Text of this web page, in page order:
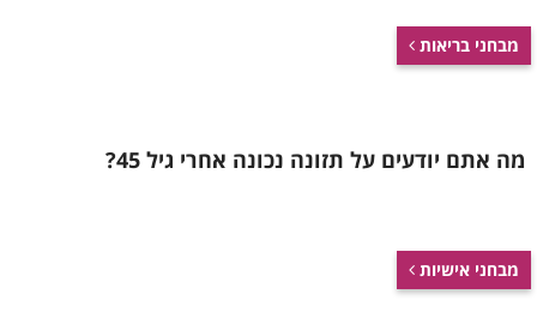
מבחני בריאות
מה אתם יודעים על תזונה נכונה אחרי גיל 45?
מבחני אישיות